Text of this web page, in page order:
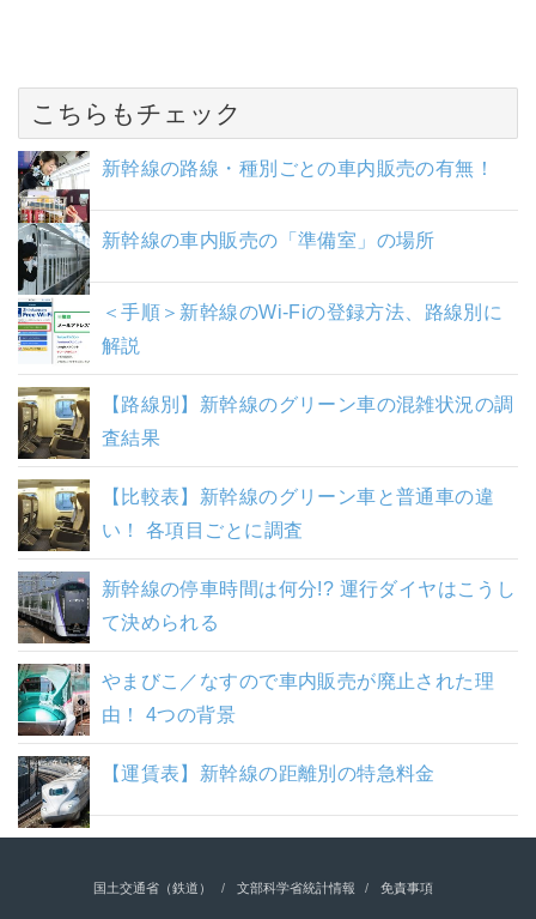
こちらもチェック
新幹線の路線・種別ごとの車内販売の有無！
新幹線の車内販売の「準備室」の場所
＜手順＞新幹線のWi-Fiの登録方法、路線別に
解説
【路線別】新幹線のグリーン車の混雑状況の調
査結果
【比較表】新幹線のグリーン車と普通車の違
い！ 各項目ごとに調査
新幹線の停車時間は何分!? 運行ダイヤはこうし
て決められる
やまびこ／なすので車内販売が廃止された理
由！ 4つの背景
【運賃表】新幹線の距離別の特急料金
国土交通省（鉄道） 文部科学省統計情報 免責事項